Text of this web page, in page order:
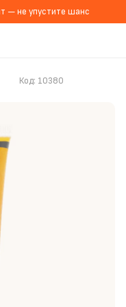
— не упустите шанс
Код: 10380